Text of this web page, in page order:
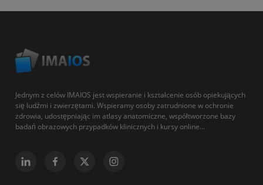
Jednym z celów IMAIOS jest wspieranie i kształcenie osób opiekujących
się ludźmi i zwierzętami. Wspieramy osoby zatrudnione w ochronie
zdrowia, udostępniając im atlasy anatomiczne, współtworzone bazy
badań obrazowych przypadków klinicznych i kursy online...